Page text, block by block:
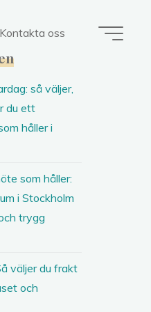
Kontakta oss
så väljer,
du ett
håller i
som håller:
i Stockholm
trygg
väljer du frakt
och